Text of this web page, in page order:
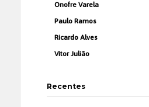
Onofre Varela
Paulo Ramos
Ricardo Alves
Vítor Julião
Recentes